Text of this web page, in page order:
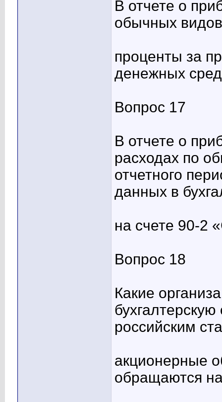
В отчете о
обычных
проценты за
денежных
Вопрос 17
В отчете о
расходах по
отчетного
данных в
на счете 90-2
Вопрос 18
Какие
российским
акционерные
обращаются